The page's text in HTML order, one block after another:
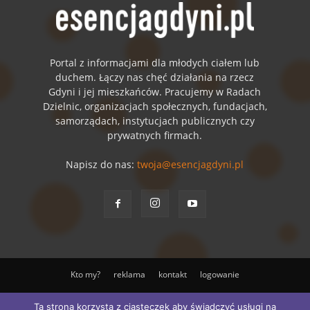
Portal z informacjami dla młodych ciałem lub
duchem. Łączy nas chęć działania na rzecz
Gdyni i jej mieszkańców. Pracujemy w Radach
Dzielnic, organizacjach społecznych, fundacjach,
samorządach, instytucjach publicznych czy
prywatnych firmach.
Napisz do nas:twoja@esencjagdyni.pl
Kto my? reklama kontakt logowanie
Ta strona korzysta z ciasteczek aby świadczyć usługi na